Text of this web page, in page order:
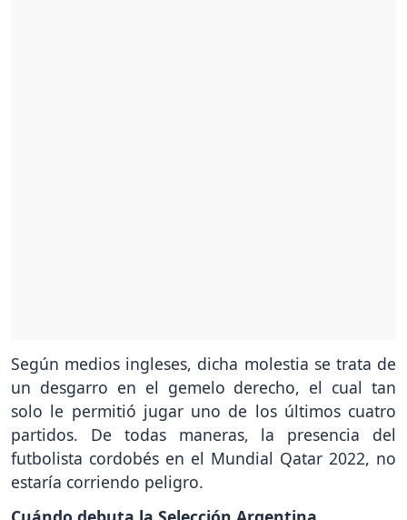
Según medios ingleses, dicha molestia se trata de
un desgarro en el gemelo derecho, el cual tan
solo le permitió jugar uno de los últimos cuatro
partidos. De todas maneras, la presencia del
futbolista cordobés en el Mundial Qatar 2022, no
estaría corriendo peligro.